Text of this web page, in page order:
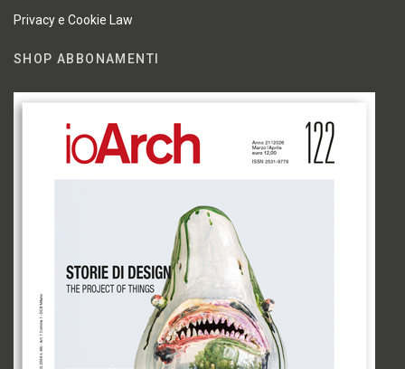
Privacy e Cookie Law
SHOP ABBONAMENTI